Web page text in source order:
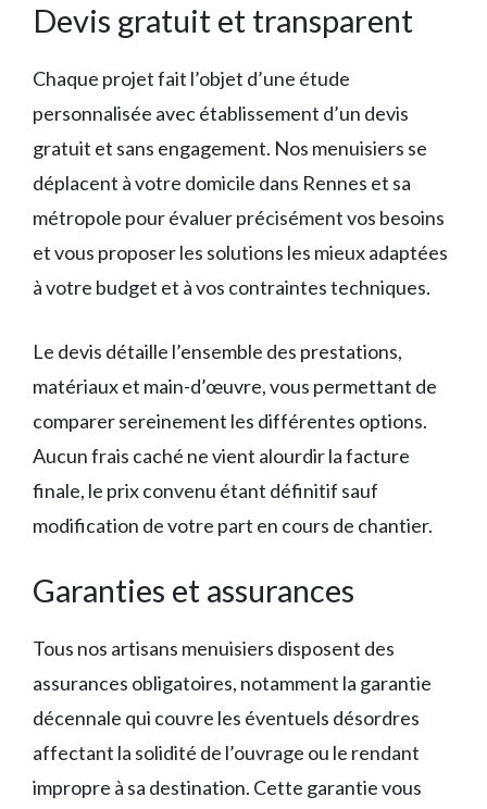
Devis gratuit et transparent
Chaque projet fait l’objet d’une étude
personnalisée avec établissement d’un devis
gratuit et sans engagement. Nos menuisiers se
déplacent à votre domicile dans Rennes et sa
métropole pour évaluer précisément vos besoins
et vous proposer les solutions les mieux adaptées
à votre budget et à vos contraintes techniques.
Le devis détaille l’ensemble des prestations,
matériaux et main-d’œuvre, vous permettant de
comparer sereinement les différentes options.
Aucun frais caché ne vient alourdir la facture
finale, le prix convenu étant définitif sauf
modification de votre part en cours de chantier.
Garanties et assurances
Tous nos artisans menuisiers disposent des
assurances obligatoires, notamment la garantie
décennale qui couvre les éventuels désordres
affectant la solidité de l’ouvrage ou le rendant
impropre à sa destination. Cette garantie vous